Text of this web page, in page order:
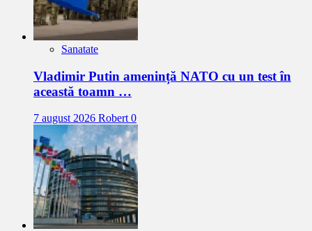
Sanatate
Vladimir Putin amenință NATO cu un test în
această toamn …
7 august 2026 Robert 0